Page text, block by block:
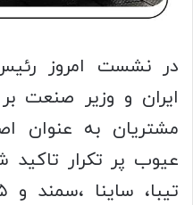
در نشست امروز
ایران و وزیر صنعت
مشتریان به عنوان
عیوب پر تکرار